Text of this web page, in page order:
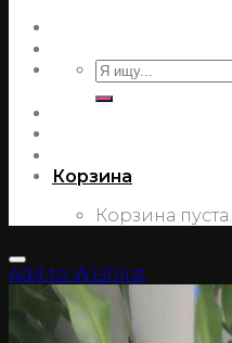
Корзина
Корзина пуста.
Add to Wishlist